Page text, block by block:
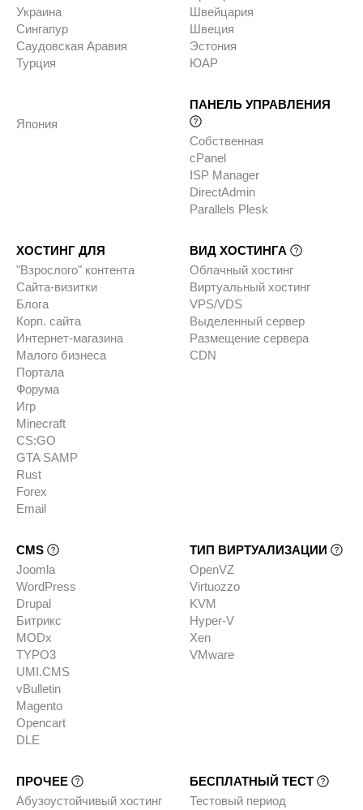
Украина
Сингапур
Саудовская Аравия
Турция
Швейцария
Швеция
Эстония
ЮАР
Япония
ПАНЕЛЬ УПРАВЛЕНИЯ
Собственная
cPanel
ISP Manager
DirectAdmin
Parallels Plesk
ХОСТИНГ ДЛЯ
"Взрослого" контента
Сайта-визитки
Блога
Корп. сайта
Интернет-магазина
Малого бизнеса
Портала
Форума
Игр
Minecraft
CS:GO
GTA SAMP
Rust
Forex
Email
ВИД ХОСТИНГА
Облачный хостинг
Виртуальный хостинг
VPS/VDS
Выделенный сервер
Размещение сервера
CDN
CMS
Joomla
WordPress
Drupal
Битрикс
MODx
TYPO3
UMI.CMS
vBulletin
Magento
Opencart
DLE
ТИП ВИРТУАЛИЗАЦИИ
OpenVZ
Virtuozzo
KVM
Hyper-V
Xen
VMware
ПРОЧЕЕ
Абузоустойчивый хостинг
БЕСПЛАТНЫЙ ТЕСТ
Тестовый период